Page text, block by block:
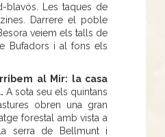
blavós. Les taques de
Darrere el poble
veiem els talls de
Bufadors i al fons els
al Mir:
la casa
A sota seu els quintans
obren una gran
forestal amb vista a
serra de Bellmunt i